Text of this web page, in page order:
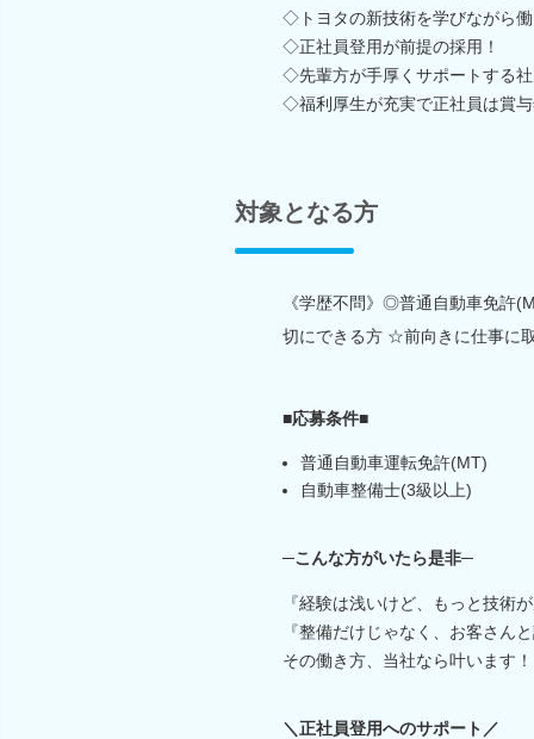
◇トヨタの新技術を学びながら
◇正社員登用が前提の採用！
◇先輩方が手厚くサポートする
◇福利厚生が充実で正社員は賞
対象となる方
《学歴不問》◎普通自動車免許
切にできる方 ☆前向きに仕事に
■応募条件■
普通自動車運転免許(MT)
自動車整備士(3級以上)
─こんな方がいたら是非─
『経験は浅いけど、もっと技術
『整備だけじゃなく、お客さん
その働き方、当社なら叶います！
＼正社員登用へのサポート／